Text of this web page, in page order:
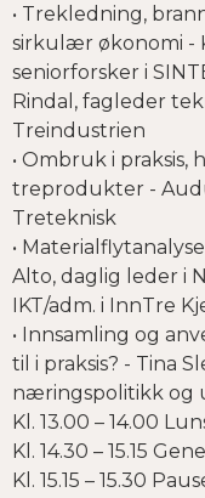
• Trekledning,
sirkulær økonomi -
seniorforsker i
Rindal, fagleder
Treindustrien
• Ombruk i
treprodukter -
Treteknisk
•
Alto, daglig leder i
IKT/adm. i InnTre
• Innsamling og
til i praksis? - Tina
næringspolitikk og
Kl. 13.00 – 14.00
Kl. 14.30 – 15.15
Kl. 15.15 – 15.30